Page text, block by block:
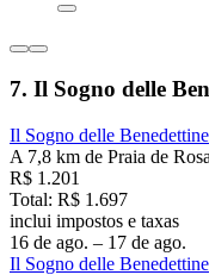
7. Il Sogno delle
Il Sogno delle Benedettine
A 7,8 km de Praia de
R$ 1.201
Total: R$ 1.697
inclui impostos e taxas
16 de ago. – 17 de ago.
Il Sogno delle Benedettine